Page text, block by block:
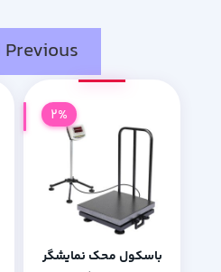
باسکول محک نمایشگر
2%